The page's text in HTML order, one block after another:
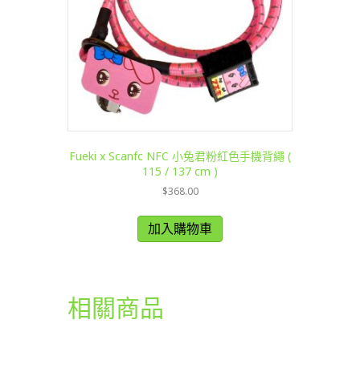
Fueki x Scanfc NFC 小兔君粉紅色手機背繩 (
115 / 137 cm )
$368.00
加入購物車
相關商品